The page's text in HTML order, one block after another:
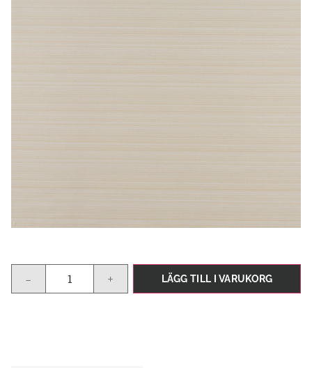
- + LÄGG TILL I VARUKORG